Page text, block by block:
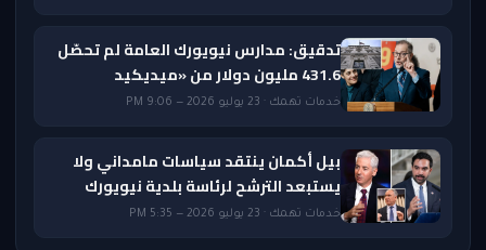
تدقيق: مدارس نيويورك العامة لم تحصّل
431.6 مليون دولار من «ميديكيد
خدمات تهمك · 23 يوليو 2026 — 9:06 PM
بيل أكمان ينتقد سياسات مامداني ولا
يستبعد الترشح لرئاسة بلدية نيويورك
خدمات تهمك · 23 يوليو 2026 — 5:35 PM